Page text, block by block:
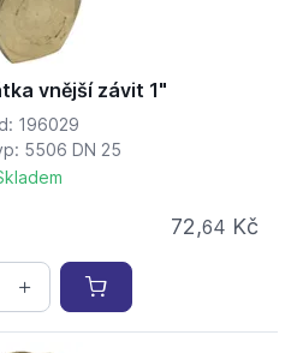
vnější závit 1"
196029
5506 DN 25
72,64 Kč